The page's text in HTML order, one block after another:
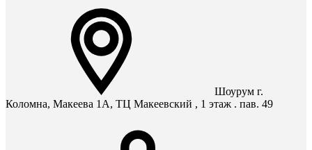
Шоурум г.
Коломна, Макеева 1А, ТЦ Макеевский , 1 этаж . пав. 49